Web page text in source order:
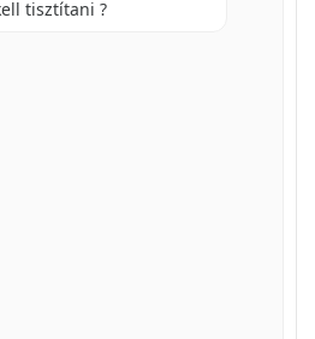
tisztítani ?